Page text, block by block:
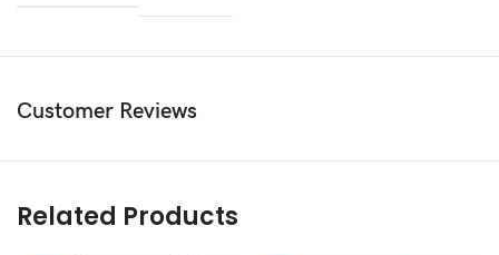
Customer Reviews
Related Products